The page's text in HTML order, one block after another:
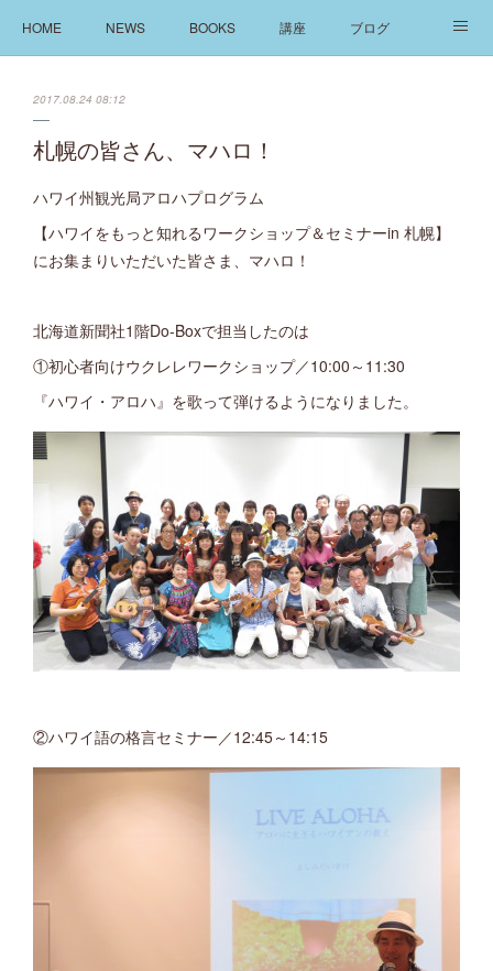
HOME NEWS BOOKS 講座 ブログ
2017.08.24 08:12
札幌の皆さん、マハロ！
ハワイ州観光局アロハプログラム
【ハワイをもっと知れるワークショップ＆セミナーin 札幌】
にお集まりいただいた皆さま、マハロ！
北海道新聞社1階Do-Boxで担当したのは
①初心者向けウクレレワークショップ／10:00～11:30
『ハワイ・アロハ』を歌って弾けるようになりました。
②ハワイ語の格言セミナー／12:45～14:15